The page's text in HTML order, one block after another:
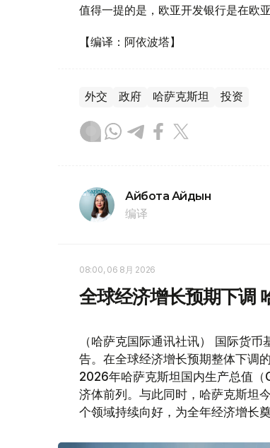
值得一提的是，欧亚开发银行是在欧
【编译：阿依波塔】
外交 政府 哈萨克斯坦 投资
Айбота Айдын
编译
08:00, 06 8月 2026
全球经济增长预期下调
（哈萨克国际通讯社讯） 国际货
告。在全球经济增长预期整体下调
2026年哈萨克斯坦国内生产总值
济体前列。与此同时，哈萨克斯坦
个领域持续向好，为全年经济增长奠